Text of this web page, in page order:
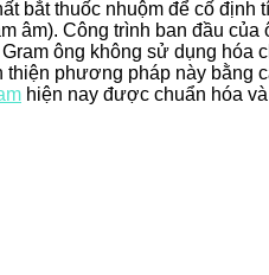
bắt thuốc nhuộm để cố
âm). Công trình ban đầu
ông không sử dụng
phương pháp này
hiện nay được chuẩn hóa